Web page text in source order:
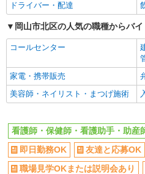
ドライバー・配達
岡山市北区の人気の職種からバ
コールセンター
家電・携帯販売
美容師・ネイリスト・まつげ施術
看護師・保健師・看護助手・助産
即日勤務OK
友達と応募OK
職場見学OKまたは説明会あり